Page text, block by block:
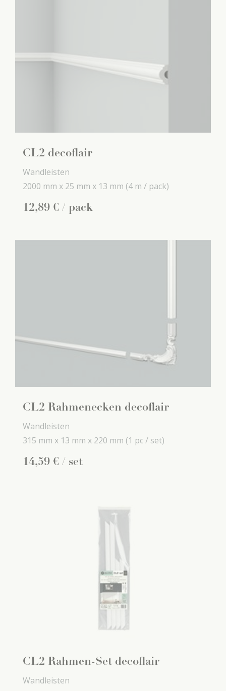
CL2 decoflair
Wandleisten
2000 mm x 25 mm x 13 mm (4 m / pack)
12,89 € / pack
CL2 Rahmenecken decoflair
Wandleisten
315 mm x 13 mm x 220 mm (1 pc / set)
14,59 € / set
CL2 Rahmen-Set decoflair
Wandleisten